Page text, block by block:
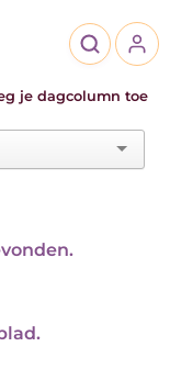
je dagcolumn toe